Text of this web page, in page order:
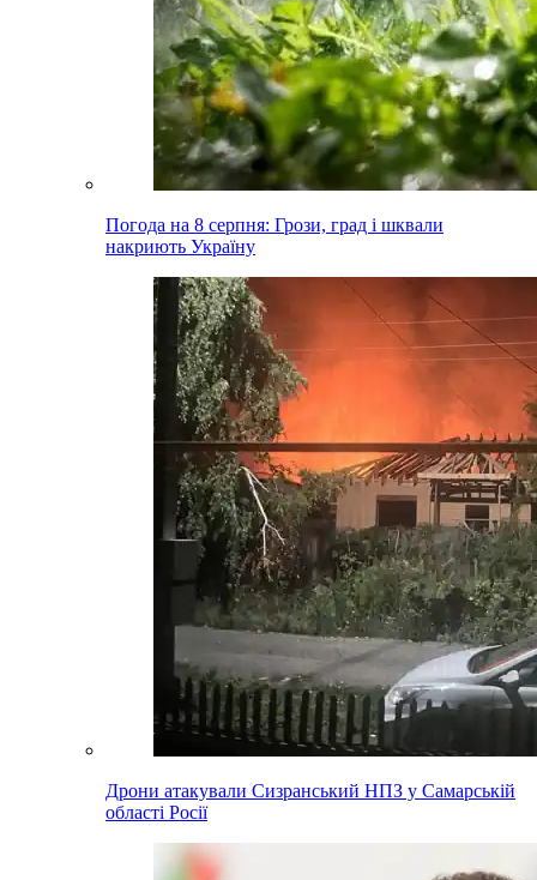
Погода на 8 серпня: Грози, град і шквали
накриють Україну
Дрони атакували Сизранський НПЗ у Самарській
області Росії